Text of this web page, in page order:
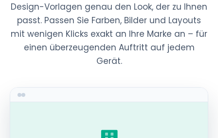
Design-Vorlagen genau den Look, der zu Ihnen
passt. Passen Sie Farben, Bilder und Layouts
mit wenigen Klicks exakt an Ihre Marke an – für
einen überzeugenden Auftritt auf jedem
Gerät.